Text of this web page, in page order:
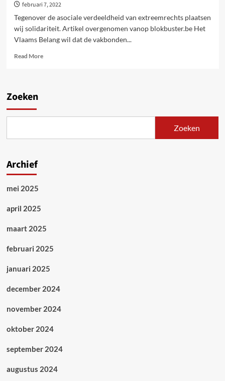
februari 7, 2022
Tegenover de asociale verdeeldheid van extreemrechts plaatsen
wij solidariteit. Artikel overgenomen vanop blokbuster.be Het
Vlaams Belang wil dat de vakbonden...
Read MoreRead
Zoeken
Zoeken
Archief
mei 2025
april 2025
maart 2025
februari 2025
januari 2025
december 2024
november 2024
oktober 2024
september 2024
augustus 2024